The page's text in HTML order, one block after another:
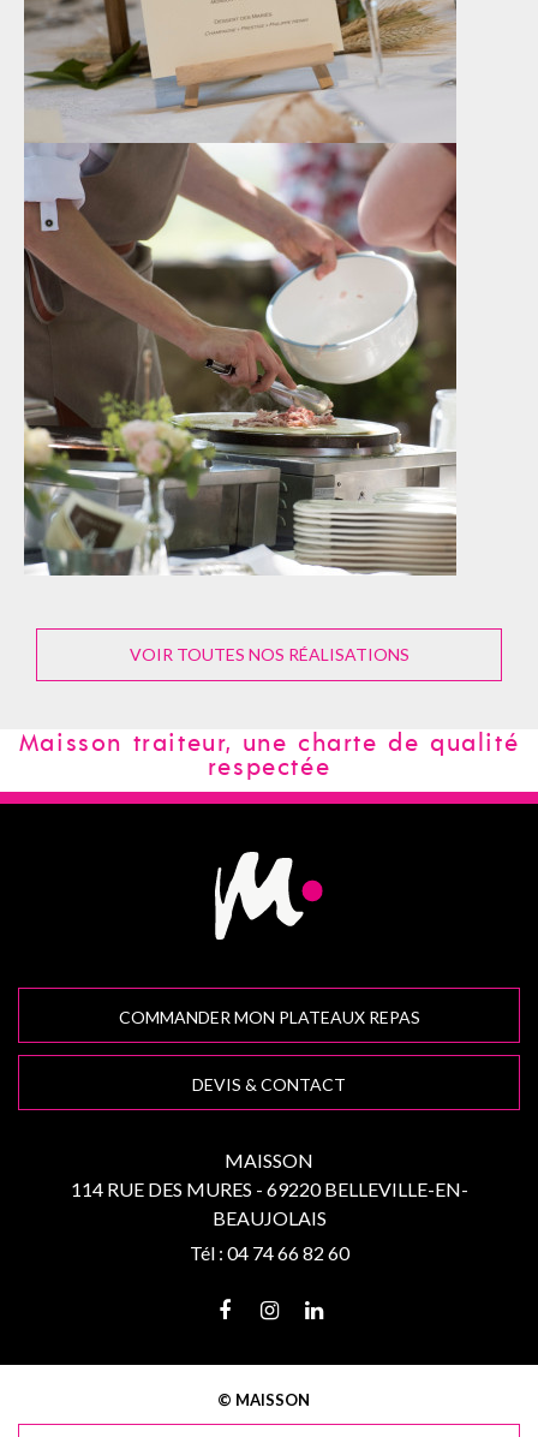
VOIR LA RÉALISATION
VOIR LA RÉALISATION
VOIR TOUTES NOS RÉALISATIONS
Maisson traiteur, une charte de qualité
respectée
COMMANDER MON PLATEAUX REPAS
DEVIS & CONTACT
MAISSON
114 RUE DES MURES - 69220 BELLEVILLE-EN-
BEAUJOLAIS
Tél : 04 74 66 82 60
© MAISSON